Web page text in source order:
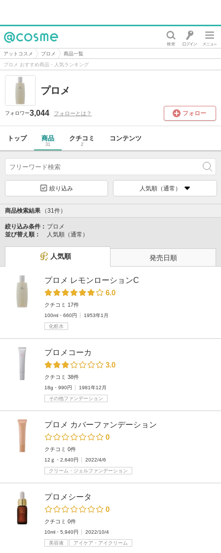
@cosme
アットコスメ プロメ
商品一覧
プロメ おすすめ商品・人気ランキング
プロメ
フォロワー3,044 フォローとは？ フォロー
トップ 商品
31
クチコミ
2
コンテンツ
絞り込み 人気順（通常）
商品検索結果 （31件）
絞り込み条件： プロメ
並び替え順：
人気順（通常）
人気順 発売日順
プロメ レモンローションC
6.0
クチコミ 17件
100ml・660円
1953年1月
化粧水
プロメコーカ
3.0
クチコミ 38件
18g・990円
1981年12月
その他ファンデーション
プロメ カバーファンデーション
0
クチコミ 0件
12ｇ・2,640円
2022/4/6
クリーム・ジェルファンデーション
プロメシータ
0
クチコミ 0件
10ml・5,940円
2022/10/4
美容液
アイケア・アイクリーム